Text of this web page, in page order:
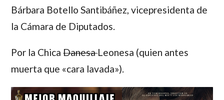
Bárbara Botello Santibáñez,vicepresidenta de
la Cámara de Diputados.
Por la ChicaDanesaLeonesa (quien antes
muerta que «cara lavada»).